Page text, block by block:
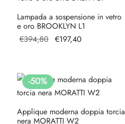
Lampada a sospensione in vetro
e oro BROOKLYN L1
€394,80 Il prezzo
€394,80.
€197,40
€197,40.
-50%
Applique moderna doppia torcia
nera MORATTI W2